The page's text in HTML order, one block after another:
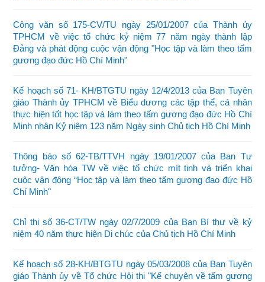
Công văn số 175-CV/TU ngày 25/01/2007 của Thành ủy
TPHCM về việc tổ chức kỷ niệm 77 năm ngày thành lập
Đảng và phát động cuộc vận động "Học tập và làm theo tấm
gương đạo đức Hồ Chí Minh"
Kế hoạch số 71- KH/BTGTU ngày 12/4/2013 của Ban Tuyên
giáo Thành ủy TPHCM về Biểu dương các tập thể, cá nhân
thực hiện tốt học tập và làm theo tấm gương đạo đức Hồ Chí
Minh nhân Kỷ niệm 123 năm Ngày sinh Chủ tịch Hồ Chí Minh
Thông báo số 62-TB/TTVH ngày 19/01/2007 của Ban Tư
tưởng- Văn hóa TW về việc tổ chức mít tinh và triển khai
cuộc vận động “Học tập và làm theo tấm gương đạo đức Hồ
Chí Minh"
Chỉ thị số 36-CT/TW ngày 02/7/2009 của Ban Bí thư về kỷ
niệm 40 năm thực hiện Di chúc của Chủ tịch Hồ Chí Minh
Kế hoạch số 28-KH/BTGTU ngày 05/03/2008 của Ban Tuyên
giáo Thành ủy về Tổ chức Hội thi "Kể chuyện về tấm gương